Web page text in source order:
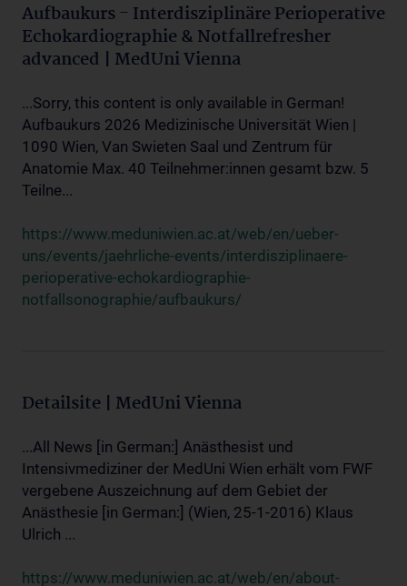
Aufbaukurs - Interdisziplinäre Perioperative
Echokardiographie & Notfallrefresher
advanced | MedUni Vienna
...Sorry, this content is only available in German!
Aufbaukurs 2026 Medizinische Universität Wien |
1090 Wien, Van Swieten Saal und Zentrum für
Anatomie Max. 40 Teilnehmer:innen gesamt bzw. 5
Teilne...
https://www.meduniwien.ac.at/web/en/ueber-
uns/events/jaehrliche-events/interdisziplinaere-
perioperative-echokardiographie-
notfallsonographie/aufbaukurs/
Detailsite | MedUni Vienna
...All News [in German:] Anästhesist und
Intensivmediziner der MedUni Wien erhält vom FWF
vergebene Auszeichnung auf dem Gebiet der
Anästhesie [in German:] (Wien, 25-1-2016) Klaus
Ulrich ...
https://www.meduniwien.ac.at/web/en/about-